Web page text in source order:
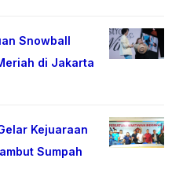
Snowball
di Jakarta
Kejuaraan
Sumpah